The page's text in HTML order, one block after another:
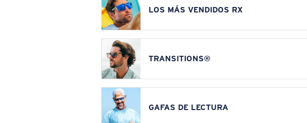
LOS MÁS VENDIDOS RX
TRANSITIONS®
GAFAS DE LECTURA